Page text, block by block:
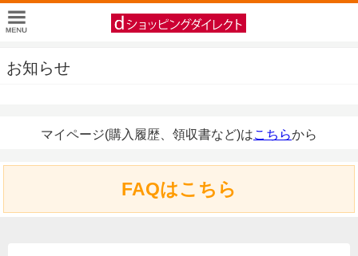
お知らせ
マイページ(購入履歴、領収書など)はこちらから
FAQはこちら